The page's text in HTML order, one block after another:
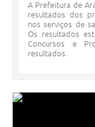
A Prefeitura de
resultados dos
nos serviços de
Os resultados
Concursos e
resultados.